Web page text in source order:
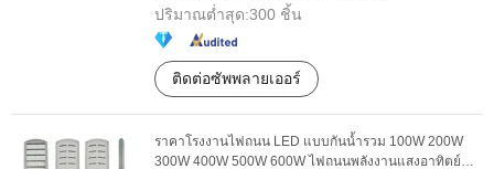
ปริมาณต่ำสุด:300 ชิ้น
ติดต่อซัพพลายเออร์
ราคาโรงงานไฟถนน LED แบบกันน้ำรวม 100W 200W
300W 400W 500W 600W ไฟถนนพลังงานแสงอาทิตย์